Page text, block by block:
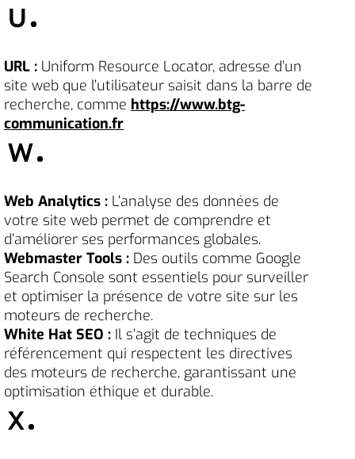
U
URL : Uniform Resource Locator, adresse d’un
site web que l’utilisateur saisit dans la barre de
recherche, comme https://www.btg-
communication.fr
W
Web Analytics : L’analyse des données de
votre site web permet de comprendre et
d’améliorer ses performances globales.
Webmaster Tools : Des outils comme Google
Search Console sont essentiels pour surveiller
et optimiser la présence de votre site sur les
moteurs de recherche.
White Hat SEO : Il s’agit de techniques de
référencement qui respectent les directives
des moteurs de recherche, garantissant une
optimisation éthique et durable.
X